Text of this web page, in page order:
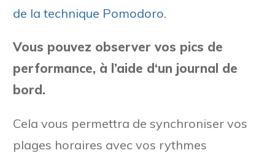
de la technique Pomodoro.
Vous pouvez observer vos pics de
performance, à l’aide d‘un journal de
bord.
Cela vous permettra de synchroniser vos
plages horaires avec vos rythmes